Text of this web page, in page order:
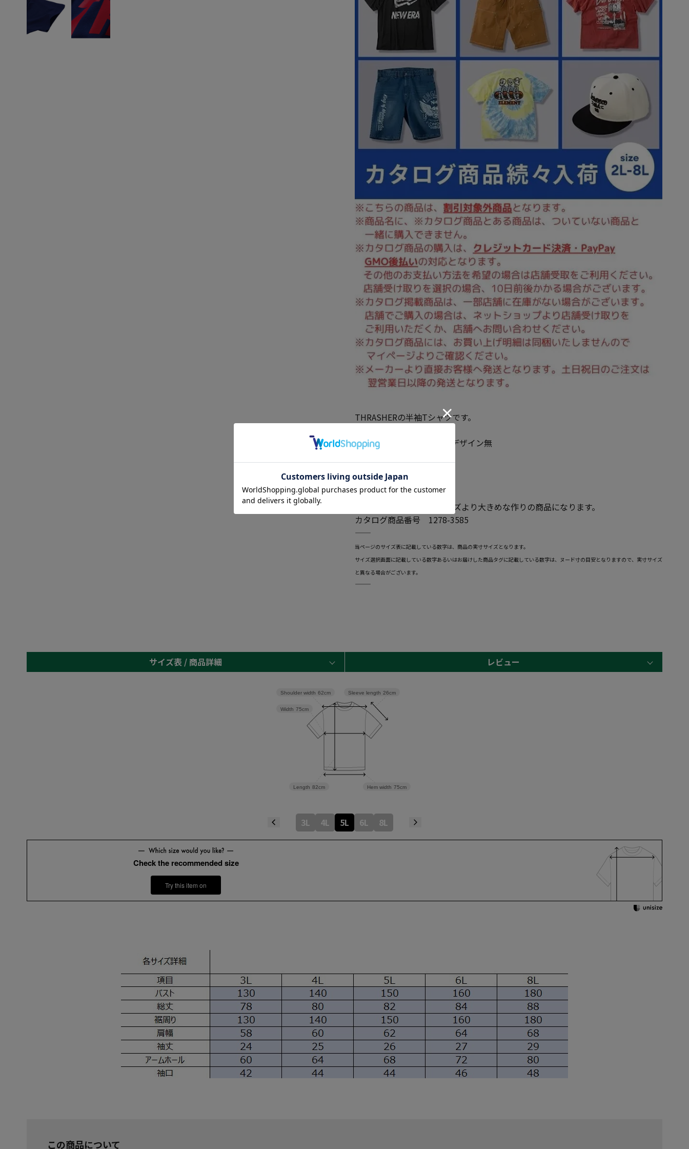
THRASHERの半袖Tシャツです。
プリント(ラバー)／バックデザイン無
表地：綿 100%
こちらの商品は通常のサイズより大きめな作りの商品になります。
カタログ商品番号 1278-3585
―――――――――――――――――――――――
当ページのサイズ表に記載している数字は、商品の実寸サイズとなります。
サイズ選択画面に記載している数字あるいはお届けした商品タグに記載している数字は、ヌード寸の目安となりますので、実寸サイズ
と異なる場合がございます。
―――――――――――――――――――――――
サイズ表 / 商品詳細 レビュー
Hem width 75cm
Sleeve length 26cm
Length 82cm
Width 75cm
Shoulder width 62cm
3L 4L 5L 6L 8L
Check the recommended size
Try this item on
この商品について